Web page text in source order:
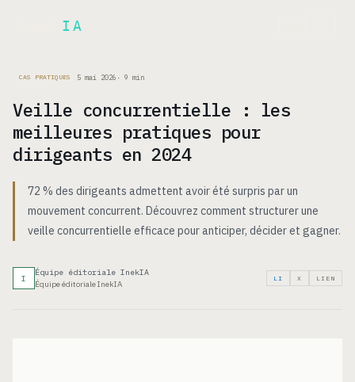
IA
CAS PRATIQUES 5 mai 2026 · 9 min
Veille concurrentielle : les
meilleures pratiques pour
dirigeants en 2024
72 % des dirigeants admettent avoir été surpris par un
mouvement concurrent. Découvrez comment structurer une
veille concurrentielle efficace pour anticiper, décider et gagner.
I
Équipe éditoriale InekIA
Équipe éditoriale InekIA
LI X LIEN